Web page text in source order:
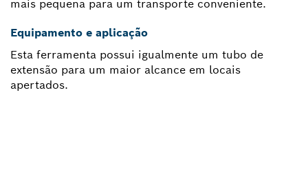
mais pequena para um transporte conveniente.
Equipamento e aplicação
Esta ferramenta possui igualmente um tubo de
extensão para um maior alcance em locais
apertados.